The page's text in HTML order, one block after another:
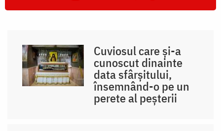
Cuviosul care și-a
cunoscut dinainte
data sfârșitului,
însemnând-o pe un
perete al peșterii